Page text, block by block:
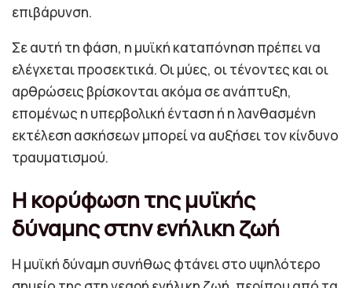
επιβάρυνση.
Σε αυτή τη φάση, η μυϊκή καταπόνηση πρέπει να
ελέγχεται προσεκτικά. Οι μύες, οι τένοντες και οι
αρθρώσεις βρίσκονται ακόμα σε ανάπτυξη,
επομένως η υπερβολική ένταση ή η λανθασμένη
εκτέλεση ασκήσεων μπορεί να αυξήσει τον κίνδυνο
τραυματισμού.
Η κορύφωση της μυϊκής
δύναμης στην ενήλικη ζωή
Η μυϊκή δύναμη συνήθως φτάνει στο υψηλότερο